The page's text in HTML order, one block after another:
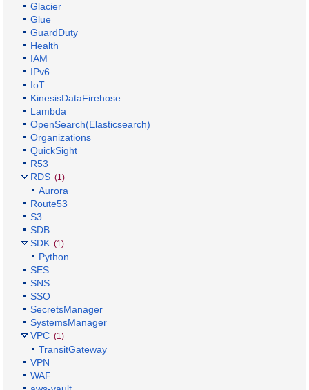
Glacier
Glue
GuardDuty
Health
IAM
IPv6
IoT
KinesisDataFirehose
Lambda
OpenSearch(Elasticsearch)
Organizations
QuickSight
R53
RDS (1)
Aurora
Route53
S3
SDB
SDK (1)
Python
SES
SNS
SSO
SecretsManager
SystemsManager
VPC (1)
TransitGateway
VPN
WAF